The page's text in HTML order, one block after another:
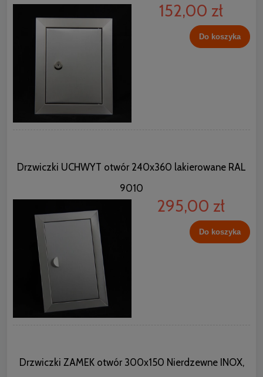
152,00 zł
Do koszyka
Drzwiczki UCHWYT otwór 240x360 lakierowane RAL
9010
295,00 zł
Do koszyka
Drzwiczki ZAMEK otwór 300x150 Nierdzewne INOX,